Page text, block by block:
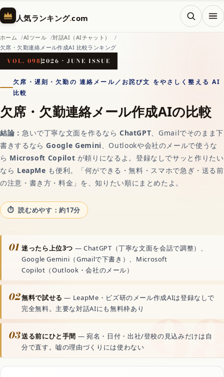
人気ランキング.com
メニ
AI（人工知能）
対話AIの記事一覧
AIチャットおすすめ
音声読み上げAI
文字起こしAI
資料・文書AI
ホーム AIツール
対話AI（AIチャット）
欠席・欠勤連絡メール作成AI 比較ランキング
VOL. 098 2026 · JUNE ISSUE
欠席・遅刻・欠勤の 連絡メール／お詫び文 をやさしく整える AI
比較
欠席・欠勤連絡メール作成AIの比較
結論： 急いで丁寧な文面を作るなら ChatGPT、Gmailでそのまま下
書きするならGoogle Gemini、Outlookや会社のメールで使うな
ら Microsoft Copilot が頼りになるよ。登録なしでサッと作りたい
なら LeapMe も便利。「何ができる・無料・スマホで急ぎ・送る前
の注意・書き方・料金」を、知りたい順にまとめたよ。
読むめやす：約17分
01 迷ったら上位3つ — ChatGPT（丁寧な文面を会話で調整）、
Google Gemini（Gmailで下書き）、Microsoft
Copilot（Outlook・会社のメール）
02無料で試せる — LeapMe・ビズ研のメール作成AIは登録なしで
完全無料。主要な対話AIにも無料枠あり
03送る前にひと手間 — 宛名・日付・出社/登校の見込みだけは自
分で直す。嘘の理由づくりには使わない